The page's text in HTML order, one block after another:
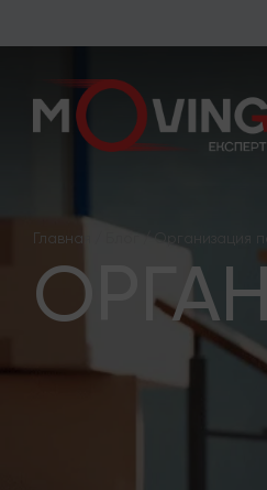
Главная Организация